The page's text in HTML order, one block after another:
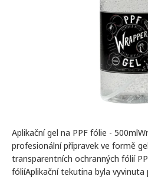
Aplikační gel na PPF fólie -
profesionální přípravek ve formě
transparentních ochranných fólií
fóliíAplikační tekutina byla vyvinuta